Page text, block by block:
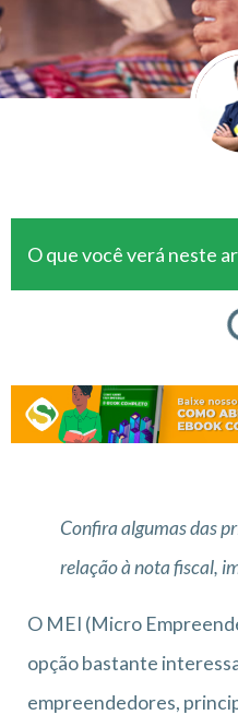
O que você verá neste
Confira algumas das
relação à nota fiscal,
O MEI (Micro
opção bastante
empreendedores,